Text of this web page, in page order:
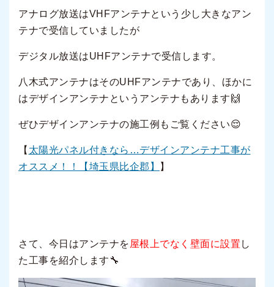
アナログ放送はVHFアンテナという少し大きなアン
テナで受信していましたが
デジタル放送はUHFアンテナで受信します。
八木式アンテナはそのUHFアンテナであり、ほかに
はデザインアンテナというアンテナもあります🙌
ぜひデザインアンテナの施工例もご覧ください😌
【 太陽光パネル付きなら…デザインアンテナ工事が
オススメ！！【埼玉県比企郡】
】
さて、今日はアンテナを 屋根上でなく壁面に設置 し
た工事を紹介します🔧